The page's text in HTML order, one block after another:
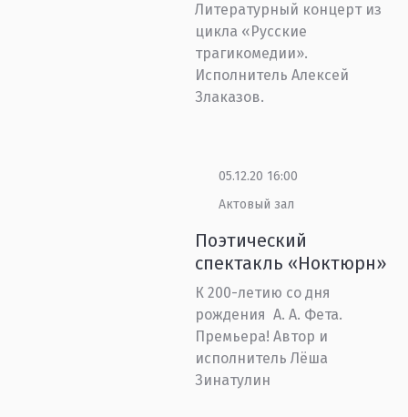
Литературный концерт из
цикла «Русские
трагикомедии».
Исполнитель Алексей
Злаказов.
05.12.20 16:00
Актовый зал
Поэтический
спектакль «Ноктюрн»
К 200-летию со дня
рождения А. А. Фета.
Премьера! Автор и
исполнитель Лёша
Зинатулин